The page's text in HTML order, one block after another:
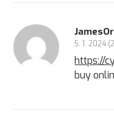
5. 1. 2024
https://
buy